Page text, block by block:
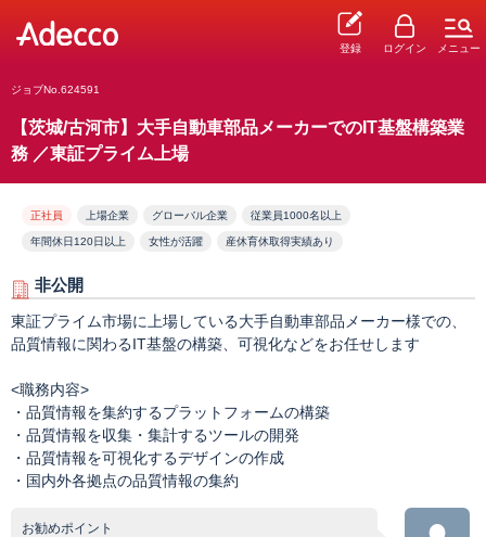
登録 ログイン メニュー
ジョブNo.624591
【茨城/古河市】大手自動車部品メーカーでのIT基盤構築業
務 ／東証プライム上場
正社員 上場企業 グローバル企業 従業員1000名以上
年間休日120日以上 女性が活躍 産休育休取得実績あり
非公開
東証プライム市場に上場している大手自動車部品メーカー様での、
品質情報に関わるIT基盤の構築、可視化などをお任せします
<職務内容>
・品質情報を集約するプラットフォームの構築
・品質情報を収集・集計するツールの開発
・品質情報を可視化するデザインの作成
・国内外各拠点の品質情報の集約
お勧めポイント